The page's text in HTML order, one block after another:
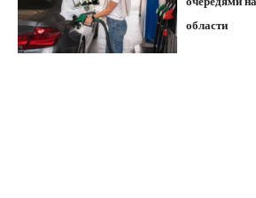
области